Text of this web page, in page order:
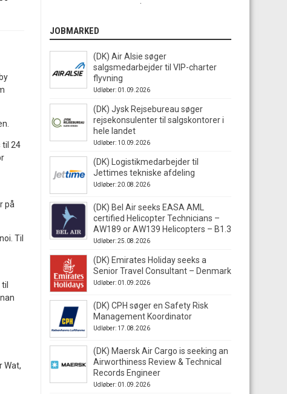
til 24
på
Til
Wat,
JOBMARKED
(DK) Air Alsie søger
salgsmedarbejder til VIP-charter
flyvning
Udløber: 01.09.2026
(DK) Jysk Rejsebureau søger
rejsekonsulenter til salgskontorer i
hele landet
Udløber: 10.09.2026
(DK) Logistikmedarbejder til
Jettimes tekniske afdeling
Udløber: 20.08.2026
(DK) Bel Air seeks EASA AML
certified Helicopter Technicians –
AW189 or AW139 Helicopters – B1.3
Udløber: 25.08.2026
(DK) Emirates Holiday seeks a
Senior Travel Consultant – Denmark
Udløber: 01.09.2026
(DK) CPH søger en Safety Risk
Management Koordinator
Udløber: 17.08.2026
(DK) Maersk Air Cargo is seeking an
Airworthiness Review & Technical
Records Engineer
Udløber: 01.09.2026